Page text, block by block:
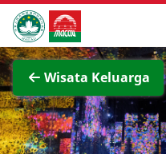
Skip to Main Content
Kantor Pariwisata
Wisata Keluarga